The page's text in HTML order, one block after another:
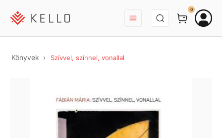
BEJELENTKEZÉS
0
Könyvek Szívvel, színnel, vonallal